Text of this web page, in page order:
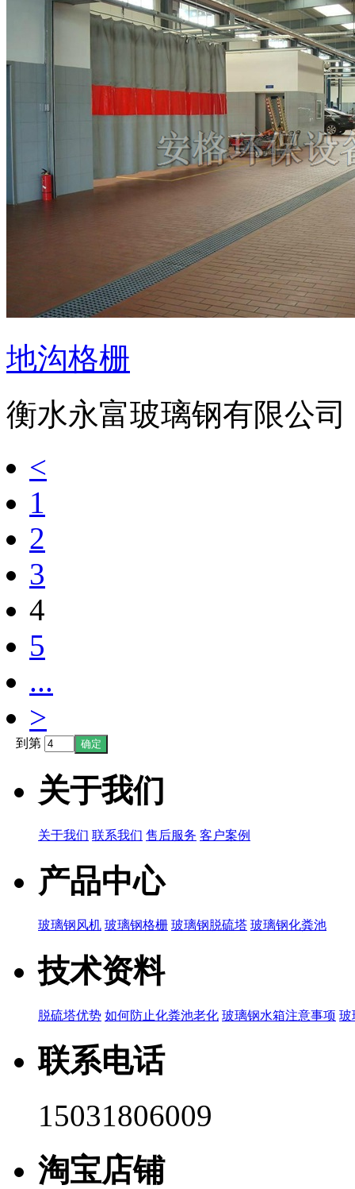
地沟格栅
衡水永富玻璃钢有限公司
<
1
2
3
4
5
...
>
到第
关于我们
关于我们 联系我们 售后服务 客户案例
产品中心
玻璃钢风机 玻璃钢格栅 玻璃钢脱硫塔 玻璃钢化粪池
技术资料
脱硫塔优势 如何防止化粪池老化 玻璃钢水箱注意事项 玻
联系电话
15031806009
淘宝店铺